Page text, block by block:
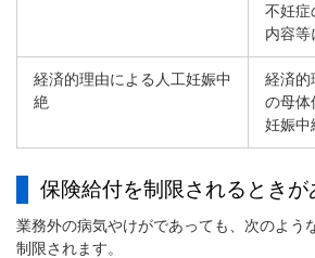
不妊症
内容等
経済的理由による人工妊娠中
絶
経済的
の母体
妊娠中
保険給付を制限されるときが
業務外の病気やけがであっても、次のよう
制限されます。